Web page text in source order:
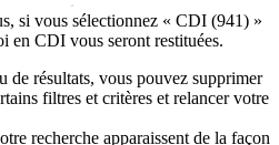
si vous sélectionnez « CDI (941) »
en CDI vous seront restituées.
de résultats, vous pouvez supprimer
filtres et critères et relancer votre
recherche apparaissent de la façon